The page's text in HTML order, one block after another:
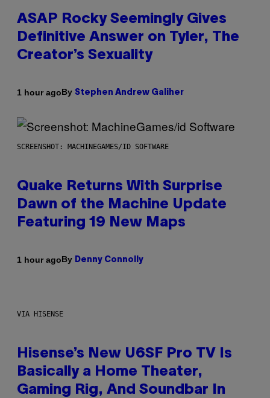
ASAP Rocky Seemingly Gives
Definitive Answer on Tyler, The
Creator’s Sexuality
1 hour agoBy Stephen Andrew Galiher
SCREENSHOT: MACHINEGAMES/ID SOFTWARE
Quake Returns With Surprise
Dawn of the Machine Update
Featuring 19 New Maps
1 hour agoBy Denny Connolly
VIA HISENSE
Hisense’s New U6SF Pro TV Is
Basically a Home Theater,
Gaming Rig, And Soundbar In